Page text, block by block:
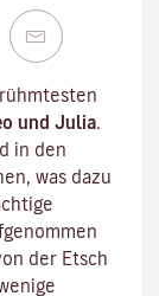
und Julia.
in den
was dazu
der Etsch